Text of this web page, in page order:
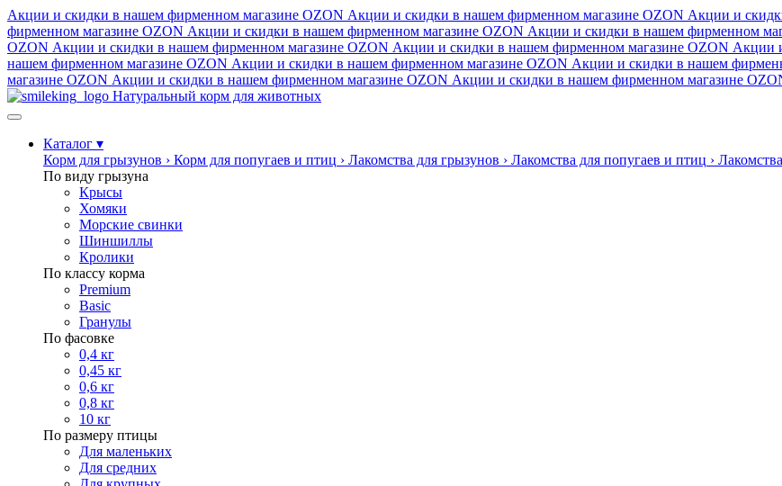
Акции и скидки в нашем фирменном магазине OZON Акции и скидки в нашем фирменном магазине OZON Акции и
фирменном магазине OZON Акции и скидки в нашем фирменном магазине OZON Акции и скидки в нашем фирменном
OZON Акции и скидки в нашем фирменном магазине OZON Акции и скидки в нашем фирменном магазине OZON Акции
нашем фирменном магазине OZON Акции и скидки в нашем фирменном магазине OZON Акции и скидки в нашем
магазине OZON Акции и скидки в нашем фирменном магазине OZON Акции и скидки в нашем фирменном магазине
Натуральный корм для животных
Каталог ▾
Корм для грызунов › Корм для попугаев и птиц › Лакомства для грызунов › Лакомства для попугаев и птиц ›
По виду грызуна
Крысы
Хомяки
Морские свинки
Шиншиллы
Кролики
По классу корма
Premium
Basic
Гранулы
По фасовке
0,4 кг
0,45 кг
0,6 кг
0,8 кг
10 кг
По размеру птицы
Для маленьких
Для средних